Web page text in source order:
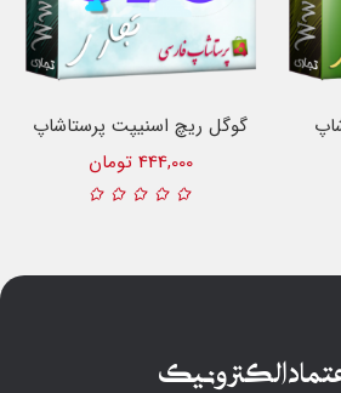
گوگل ریچ اسنیپت پرستاشاپ
444,000 تومان
الکترونیک